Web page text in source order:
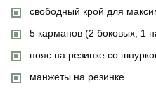
свободный крой для
5 карманов (2 боковых, 1
пояс на резинке со
манжеты на резинке